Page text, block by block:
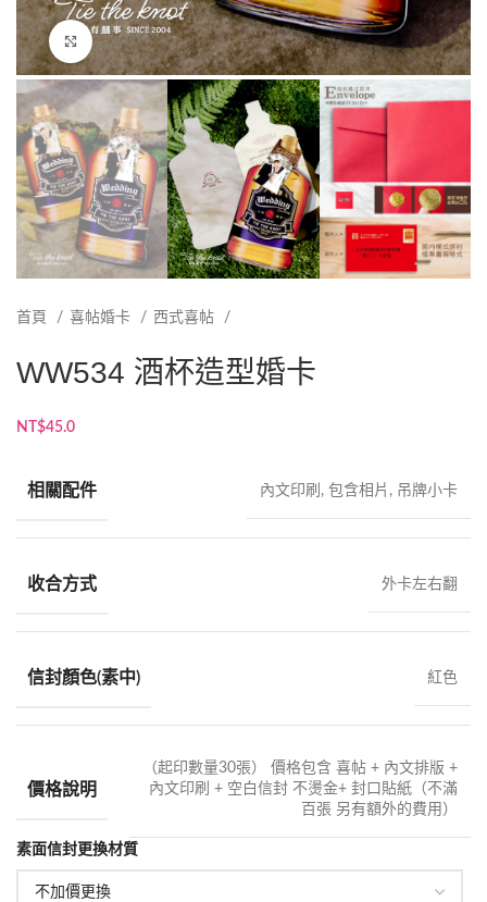
點擊放大
首頁 喜帖婚卡 西式喜帖
WW534 酒杯造型婚卡
NT$45.0
相關配件 內文印刷, 包含相片, 吊牌小卡
收合方式 外卡左右翻
信封顏色(素中) 紅色
價格說明
（起印數量30張） 價格包含 喜帖 + 內文排版 +
內文印刷 + 空白信封 不燙金+ 封口貼紙（不滿
百張 另有額外的費用）
素面信封更換材質